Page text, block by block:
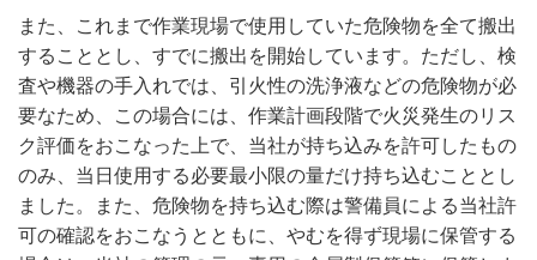
また、これまで作業現場で使用していた危険物を全て搬出
することとし、すでに搬出を開始しています。ただし、検
査や機器の手入れでは、引火性の洗浄液などの危険物が必
要なため、この場合には、作業計画段階で火災発生のリス
ク評価をおこなった上で、当社が持ち込みを許可したもの
のみ、当日使用する必要最小限の量だけ持ち込むこととし
ました。また、危険物を持ち込む際は警備員による当社許
可の確認をおこなうとともに、やむを得ず現場に保管する